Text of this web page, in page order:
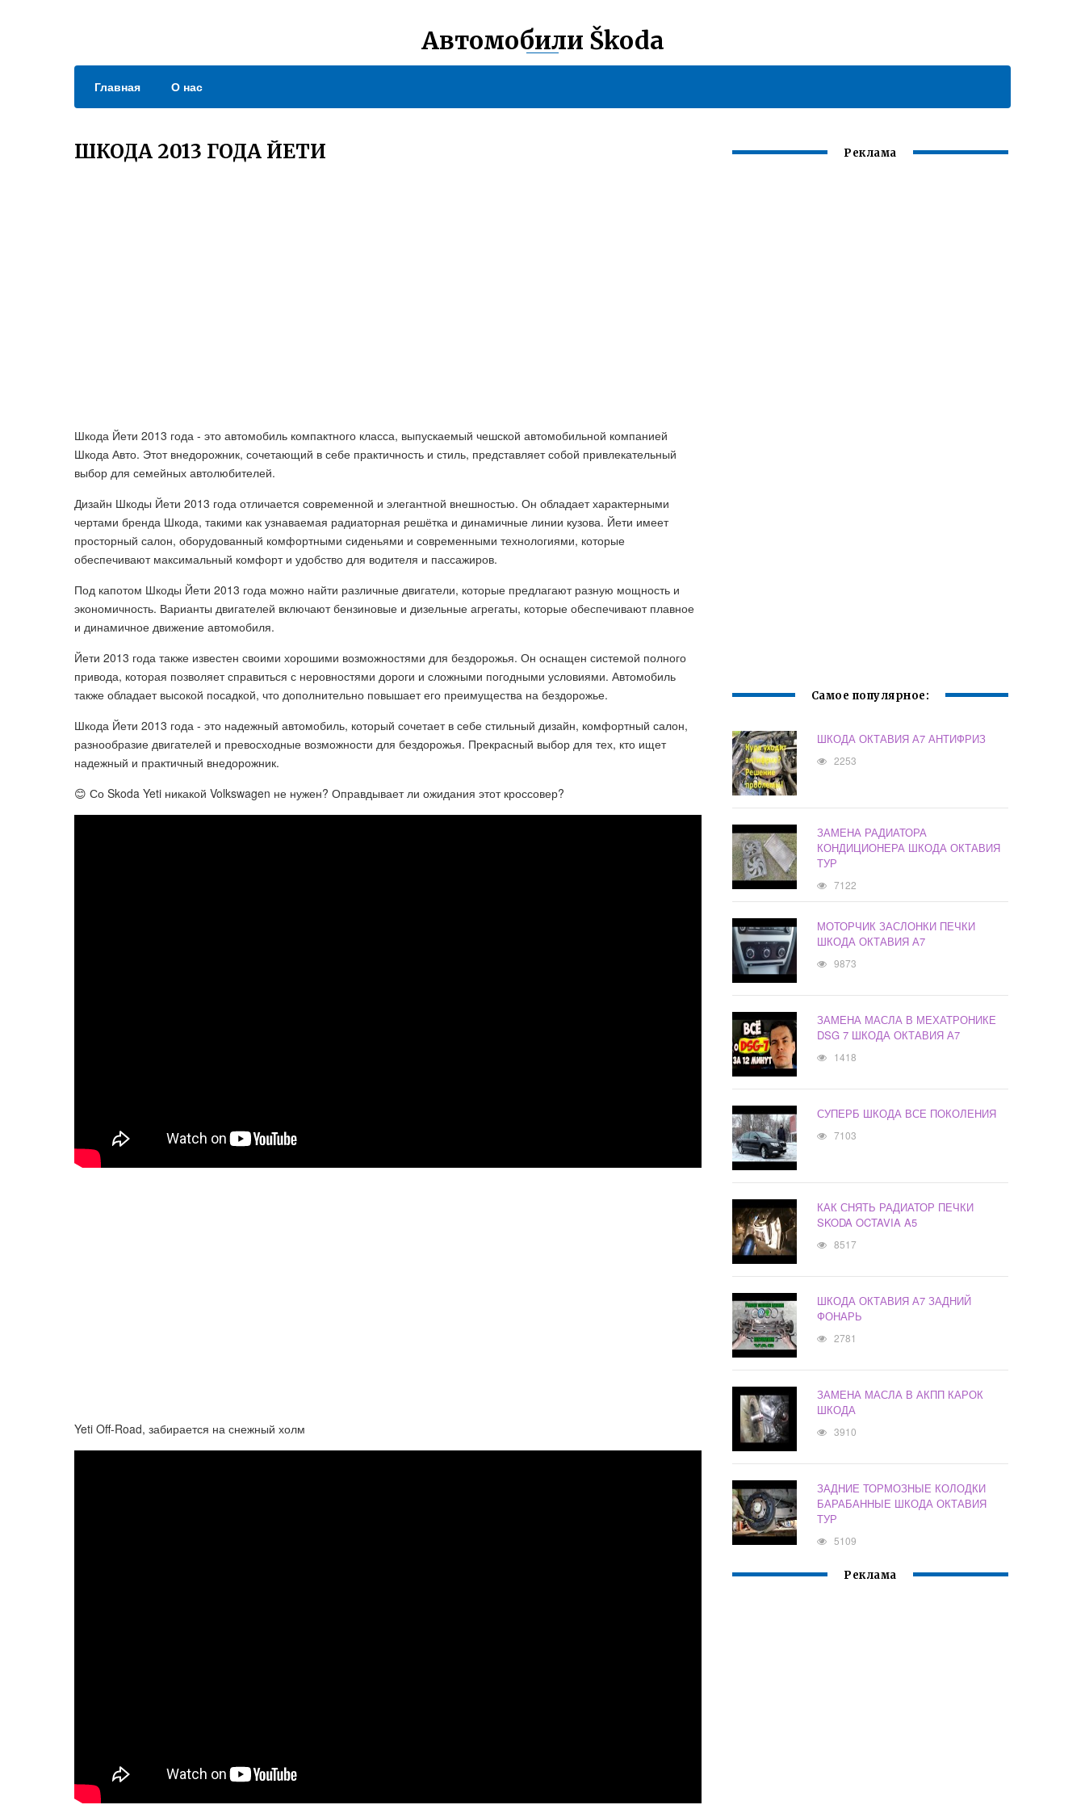
Автомобили Škoda
Главная О нас
ШКОДА 2013 ГОДА ЙЕТИ
Шкода Йети 2013 года - это автомобиль компактного класса, выпускаемый чешской автомобильной компанией
Шкода Авто. Этот внедорожник, сочетающий в себе практичность и стиль, представляет собой привлекательный
выбор для семейных автолюбителей.
Дизайн Шкоды Йети 2013 года отличается современной и элегантной внешностью. Он обладает характерными
чертами бренда Шкода, такими как узнаваемая радиаторная решётка и динамичные линии кузова. Йети имеет
просторный салон, оборудованный комфортными сиденьями и современными технологиями, которые
обеспечивают максимальный комфорт и удобство для водителя и пассажиров.
Под капотом Шкоды Йети 2013 года можно найти различные двигатели, которые предлагают разную мощность и
экономичность. Варианты двигателей включают бензиновые и дизельные агрегаты, которые обеспечивают плавное
и динамичное движение автомобиля.
Йети 2013 года также известен своими хорошими возможностями для бездорожья. Он оснащен системой полного
привода, которая позволяет справиться с неровностями дороги и сложными погодными условиями. Автомобиль
также обладает высокой посадкой, что дополнительно повышает его преимущества на бездорожье.
Шкода Йети 2013 года - это надежный автомобиль, который сочетает в себе стильный дизайн, комфортный салон,
разнообразие двигателей и превосходные возможности для бездорожья. Прекрасный выбор для тех, кто ищет
надежный и практичный внедорожник.
😊 Со Skoda Yeti никакой Volkswagen не нужен? Оправдывает ли ожидания этот кроссовер?
Yeti Off-Road, забирается на снежный холм
Реклама
Самое популярное:
ШКОДА ОКТАВИЯ А7 АНТИФРИЗ
2253
ЗАМЕНА РАДИАТОРА
КОНДИЦИОНЕРА ШКОДА ОКТАВИЯ
ТУР
7122
МОТОРЧИК ЗАСЛОНКИ ПЕЧКИ
ШКОДА ОКТАВИЯ А7
9873
ЗАМЕНА МАСЛА В МЕХАТРОНИКЕ
DSG 7 ШКОДА ОКТАВИЯ А7
1418
СУПЕРБ ШКОДА ВСЕ ПОКОЛЕНИЯ
7103
КАК СНЯТЬ РАДИАТОР ПЕЧКИ
SKODA OCTAVIA A5
8517
ШКОДА ОКТАВИЯ А7 ЗАДНИЙ
ФОНАРЬ
2781
ЗАМЕНА МАСЛА В АКПП КАРОК
ШКОДА
3910
ЗАДНИЕ ТОРМОЗНЫЕ КОЛОДКИ
БАРАБАННЫЕ ШКОДА ОКТАВИЯ
ТУР
5109
Реклама